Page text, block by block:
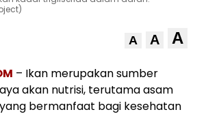
A A A
– Ikan merupakan sumber
akan nutrisi, terutama asam
bermanfaat bagi kesehatan